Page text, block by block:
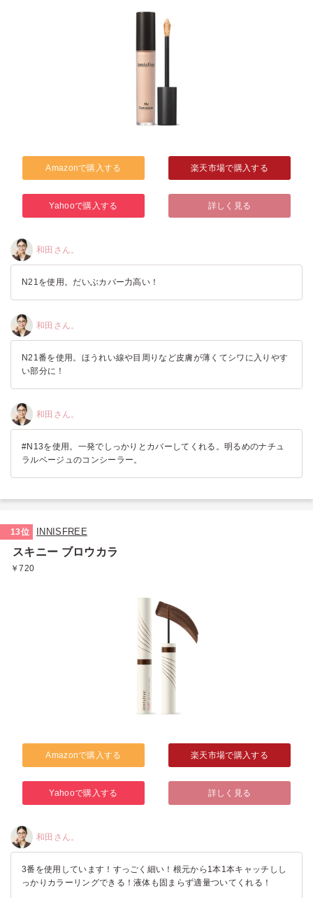
Amazonで購入する 楽天市場で購入する
Yahooで購入する 詳しく見る
和田さん。
N21を使用。だいぶカバー力高い！
和田さん。
N21番を使用。ほうれい線や目周りなど皮膚が薄くてシワに入りやす
い部分に！
和田さん。
#N13を使用。一発でしっかりとカバーしてくれる。明るめのナチュ
ラルベージュのコンシーラー。
13位 INNISFREE
スキニー ブロウカラ
￥720
Amazonで購入する 楽天市場で購入する
Yahooで購入する 詳しく見る
和田さん。
3番を使用しています！すっごく細い！根元から1本1本キャッチしし
っかりカラーリングできる！液体も固まらず適量ついてくれる！